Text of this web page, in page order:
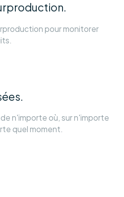
pour monitorer
n'importe où, sur n'importe
quel moment.